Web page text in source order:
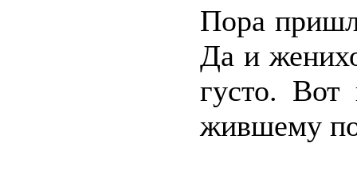
Пора
Да и
густо. Вот
жившему по